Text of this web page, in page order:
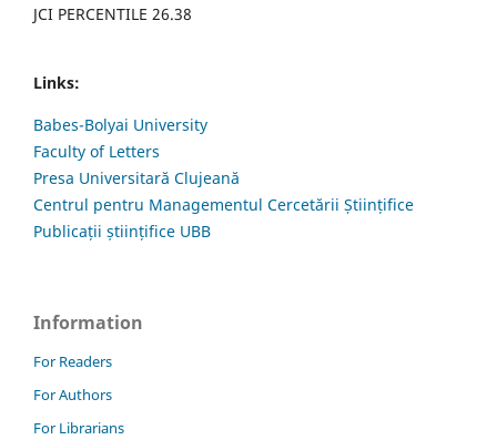
JCI PERCENTILE 26.38
Links:
Babes-Bolyai University
Faculty of Letters
Presa Universitară Clujeană
Centrul pentru Managementul Cercetării Științifice
Publicații științifice UBB
Information
For Readers
For Authors
For Librarians